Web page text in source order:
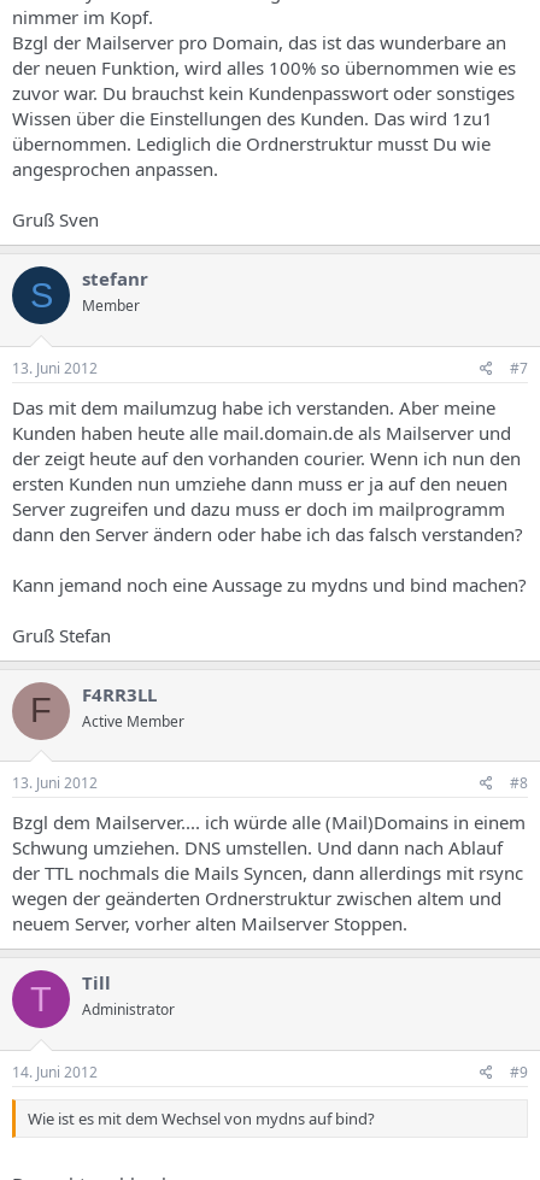
nimmer im Kopf.
Bzgl der Mailserver pro Domain, das ist das wunderbare an
der neuen Funktion, wird alles 100% so übernommen wie es
zuvor war. Du brauchst kein Kundenpasswort oder sonstiges
Wissen über die Einstellungen des Kunden. Das wird 1zu1
übernommen. Lediglich die Ordnerstruktur musst Du wie
angesprochen anpassen.
Gruß Sven
S stefanr
Member
13. Juni 2012 #7
Das mit dem mailumzug habe ich verstanden. Aber meine
Kunden haben heute alle mail.domain.de als Mailserver und
der zeigt heute auf den vorhanden courier. Wenn ich nun den
ersten Kunden nun umziehe dann muss er ja auf den neuen
Server zugreifen und dazu muss er doch im mailprogramm
dann den Server ändern oder habe ich das falsch verstanden?
Kann jemand noch eine Aussage zu mydns und bind machen?
Gruß Stefan
F F4RR3LL
Active Member
13. Juni 2012 #8
Bzgl dem Mailserver.... ich würde alle (Mail)Domains in einem
Schwung umziehen. DNS umstellen. Und dann nach Ablauf
der TTL nochmals die Mails Syncen, dann allerdings mit rsync
wegen der geänderten Ordnerstruktur zwischen altem und
neuem Server, vorher alten Mailserver Stoppen.
T Till
Administrator
14. Juni 2012 #9
Wie ist es mit dem Wechsel von mydns auf bind?